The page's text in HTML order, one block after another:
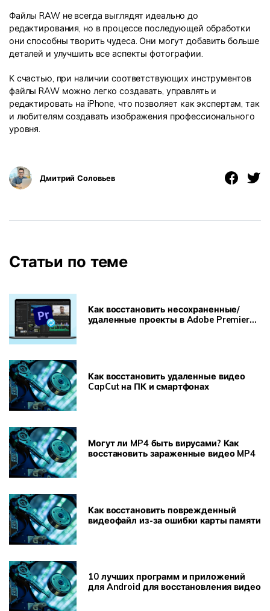
Файлы RAW не всегда выглядят идеально до
редактирования, но в процессе последующей обработки
они способны творить чудеса. Они могут добавить больше
деталей и улучшить все аспекты фотографии.
К счастью, при наличии соответствующих инструментов
файлы RAW можно легко создавать, управлять и
редактировать на iPhone, что позволяет как экспертам, так
и любителям создавать изображения профессионального
уровня.
Дмитрий Соловьев
Статьи по теме
Как восстановить несохраненные/
удаленные проекты в Adobe Premiere
Как восстановить удаленные видео
CapCut на ПК и смартфонах
Могут ли MP4 быть вирусами? Как
восстановить зараженные видео MP4
Как восстановить поврежденный
видеофайл из-за ошибки карты памяти
10 лучших программ и приложений
для Android для восстановления видео